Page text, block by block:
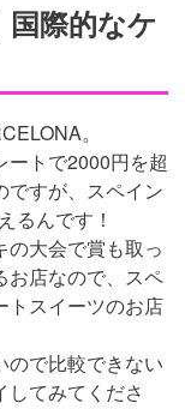
際的なケ
。
ートで2000円を超
ですが、スペイン
るんです！
の大会で賞も取っ
お店なので、スペ
トスイーツのお店
ので比較できない
てみてくださ